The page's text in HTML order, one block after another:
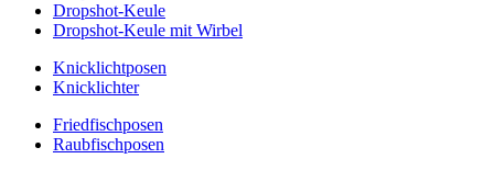
Dropshot-Keule
Dropshot-Keule mit Wirbel
Knicklichtposen
Knicklichter
Friedfischposen
Raubfischposen